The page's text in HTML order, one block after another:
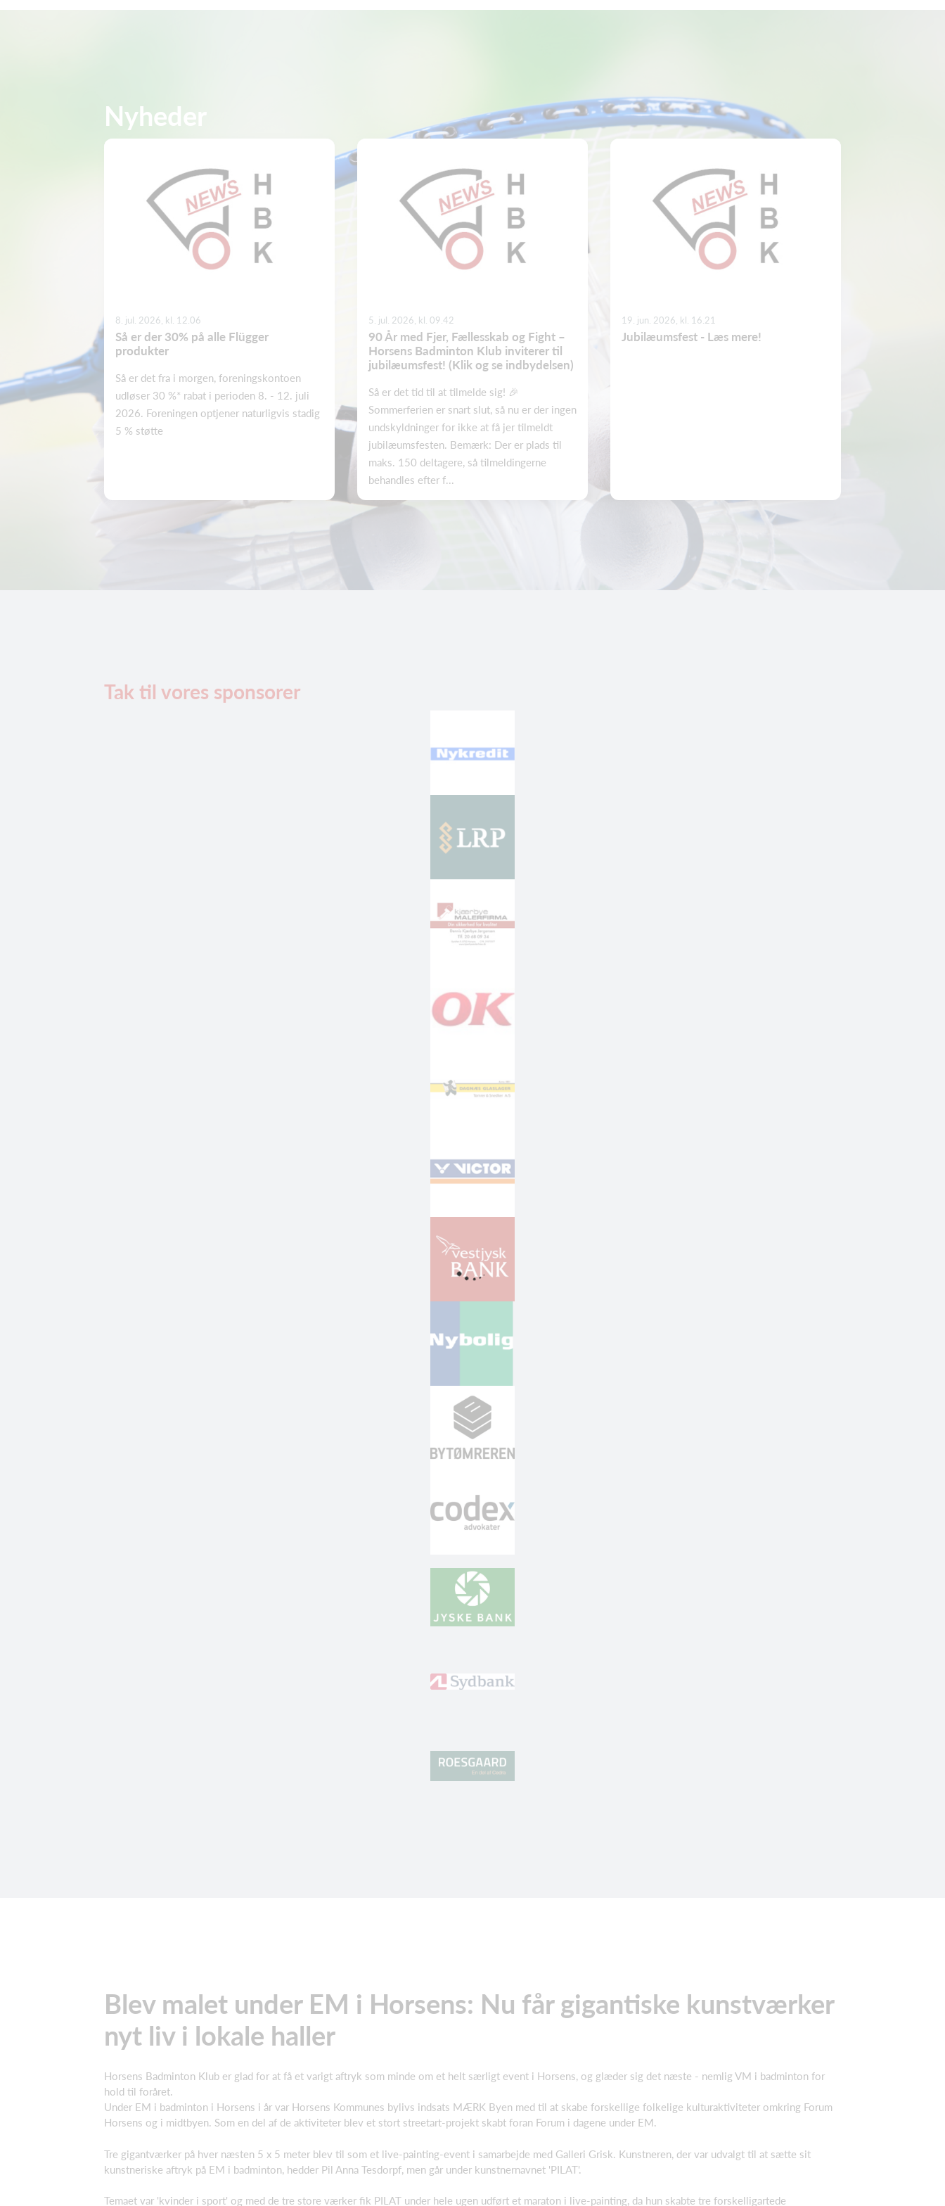
Nyheder
8. jul. 2026, kl. 12.06
Så er der 30% på alle Flügger
produkter
Så er det fra i morgen, foreningskontoen
udløser 30 %* rabat i perioden 8. - 12. juli
2026. Foreningen optjener naturligvis stadig
5 % støtte
5. jul. 2026, kl. 09.42
90 År med Fjer, Fællesskab og Fight –
Horsens Badminton Klub inviterer til
jubilæumsfest! (Klik og se indbydelsen)
Så er det tid til at tilmelde sig! 🎉
Sommerferien er snart slut, så nu er der ingen
undskyldninger for ikke at få jer tilmeldt
jubilæumsfesten. Bemærk: Der er plads til
maks. 150 deltagere, så tilmeldingerne
behandles efter f...
19. jun. 2026, kl. 16.21
Jubilæumsfest - Læs mere!
Tak til vores sponsorer
Blev malet under EM i Horsens: Nu får gigantiske kunstværker
nyt liv i lokale haller
Horsens Badminton Klub er glad for at få et varigt aftryk som minde om et helt særligt event i Horsens, og glæder sig det næste - nemlig VM i badminton for
hold til foråret.
Under EM i badminton i Horsens i år var Horsens Kommunes bylivs indsats MÆRK Byen med til at skabe forskellige folkelige kulturaktiviteter omkring Forum
Horsens og i midtbyen. Som en del af de aktiviteter blev et stort streetart-projekt skabt foran Forum i dagene under EM.
Tre gigantværker på hver næsten 5 x 5 meter blev til som et live-painting-event i samarbejde med Galleri Grisk. Kunstneren, der var udvalgt til at sætte sit
kunstneriske aftryk på EM i badminton, hedder Pil Anna Tesdorpf, men går under kunstnernavnet 'PILAT'.
Temaet var 'kvinder i sport' og med de tre store værker fik PILAT under hele ugen udført et maraton i live-painting, da hun skabte tre forskelligartede